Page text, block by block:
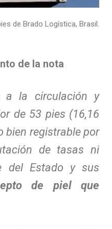
de Brado Logística, Brasil.
de la nota
a la circulación y
de 53 pies (16,16
bien registrable por
de tasas ni
del Estado y sus
de piel que